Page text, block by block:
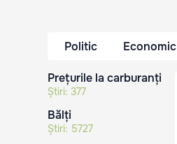
Politic Economic
Prețurile la carburanți
Știri: 377
Bălți
Știri: 5727